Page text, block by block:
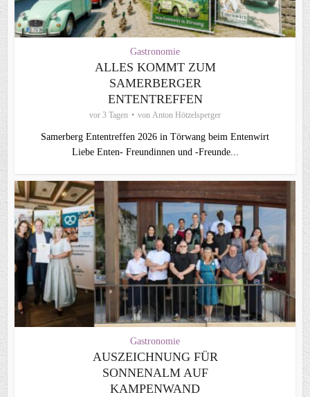
Gastronomie
ALLES KOMMT ZUM
SAMERBERGER
ENTENTREFFEN
vor 3 Tagen von Anton Hötzelsperger
Samerberg Ententreffen 2026 in Törwang beim Entenwirt
Liebe Enten- Freundinnen und -Freunde...
Gastronomie
AUSZEICHNUNG FÜR
SONNENALM AUF
KAMPENWAND